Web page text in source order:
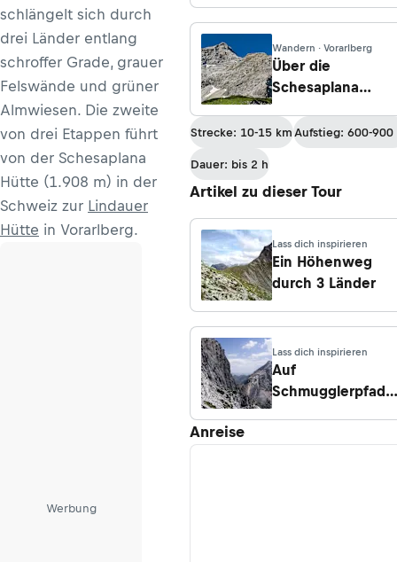
schlängelt sich durch
drei Länder entlang
schroffer Grade, grauer
Felswände und grüner
Almwiesen. Die zweite
von drei Etappen führt
von der Schesaplana
Hütte (1.908 m) in der
Schweiz zur Lindauer
Hütte in Vorarlberg.
Werbung
Wandern · Vorarlberg
Über die
Schesaplana
Etappe 3:
Hueter-Hütte -
Strecke: 10-15 km Aufstieg: 600-900
Dauer: bis 2 h
Artikel zu dieser Tour
Lass dich inspirieren
Ein Höhenweg
durch 3 Länder
Lass dich inspirieren
Auf
Anreise